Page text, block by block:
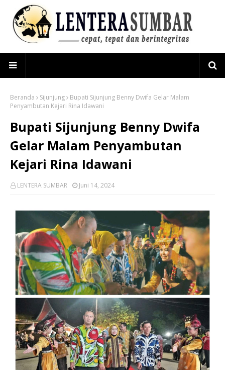
Beranda Sijunjung
Bupati Sijunjung Benny Dwifa Gelar Malam
Penyambutan Kejari Rina Idawani
Bupati Sijunjung Benny Dwifa
Gelar Malam Penyambutan
Kejari Rina Idawani
LENTERA SUMBAR Juni 14, 2024